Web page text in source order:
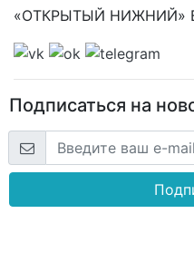
«ОТКРЫТЫЙ НИЖНИЙ»
Подписаться на